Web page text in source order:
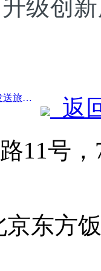
级创
前一篇：长三角铁路“五一”假期发送旅客超2138万人次
返
11号
京东